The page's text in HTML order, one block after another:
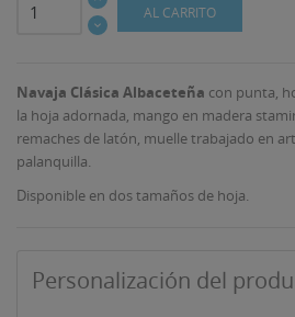
AL CARRITO
Navaja Clásica Albaceteña con punta,
la hoja adornada, mango en madera
remaches de latón, muelle trabajado en
palanquilla.
Disponible en dos tamaños de hoja.
Personalización del